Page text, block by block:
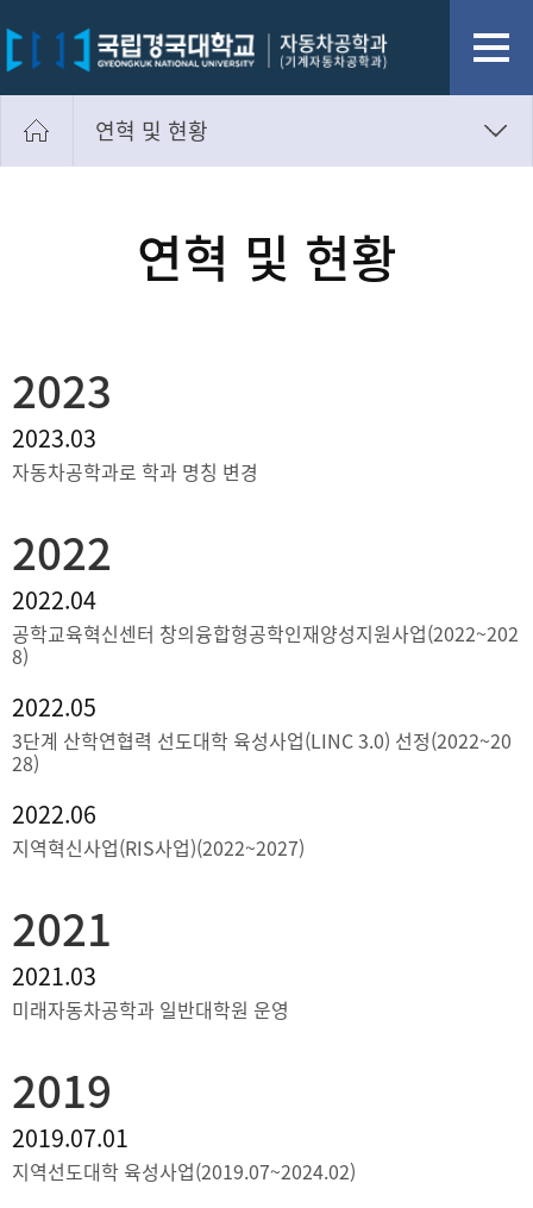
연혁 및 현황
학과활동연혁 및 현황
2023
2023.03
자동차공학과로 학과 명칭 변경
2022
2022.04
공학교육혁신센터 창의융합형공학인재양성지원사업(2022~202
8)
2022.05
3단계 산학연협력 선도대학 육성사업(LINC 3.0) 선정(2022~20
28)
2022.06
지역혁신사업(RIS사업)(2022~2027)
2021
2021.03
미래자동차공학과 일반대학원 운영
2019
2019.07.01
지역선도대학 육성사업(2019.07~2024.02)